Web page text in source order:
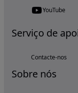
YouTube
Serviço de
Contacte-nos
Sobre nós